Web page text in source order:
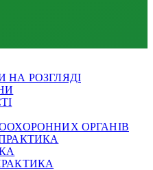
НА РОЗГЛЯДІ
ОРГАНІВ